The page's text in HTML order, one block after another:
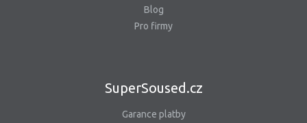
Blog
Pro firmy
SuperSoused.cz
Garance platby